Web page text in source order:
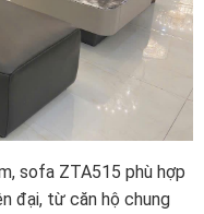
sofa ZTA515 phù hợp
đại, từ căn hộ chung